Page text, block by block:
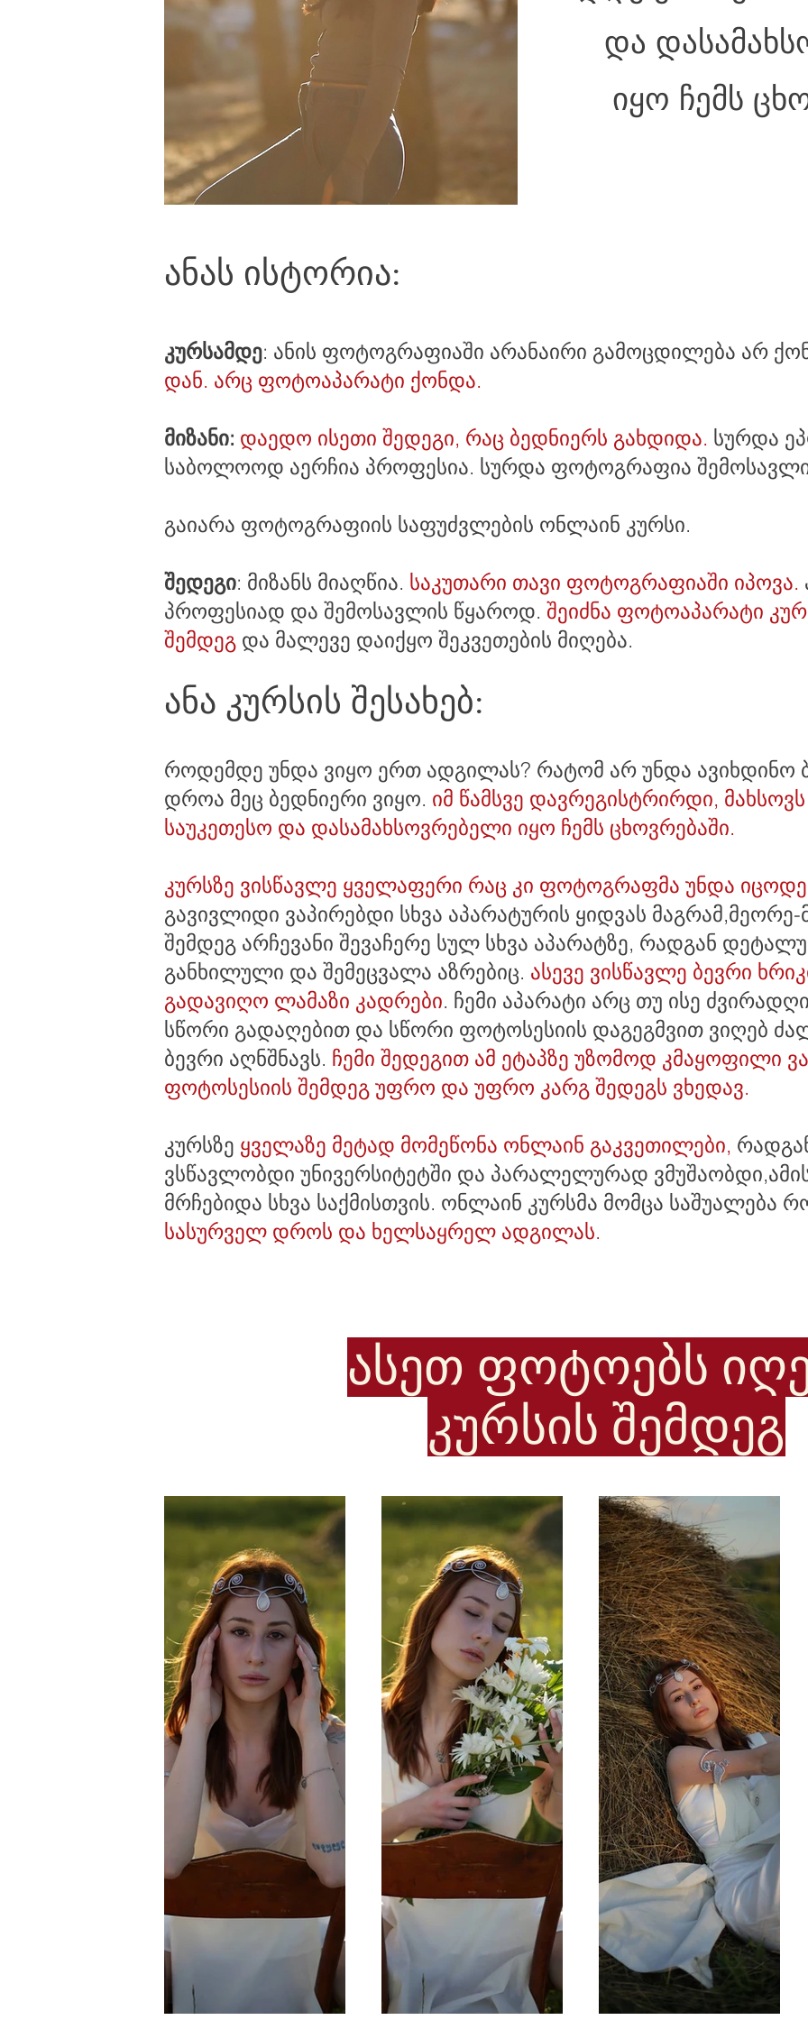
და
იყო ჩემს
ანას ისტორია:
კურსამდე: ანის ფოტოგრაფიაში არანაირი გამოცდილება არ
დან. არც ფოტოაპარატი ქონდა.
მიზანი: დაედო ისეთი შედეგი, რაც ბედნიერს გახდიდა. სურდა
საბოლოოდ აერჩია პროფესია. სურდა ფოტოგრაფია
გაიარა ფოტოგრაფიის საფუძვლების ონლაინ კურსი.
შედეგი: მიზანს მიაღწია. საკუთარი თავი ფოტოგრაფიაში იპოვა.
პროფესიად და შემოსავლის წყაროდ. შეიძნა ფოტოაპარატი
შემდეგ და მალევე დაიქყო შეკვეთების მიღება.
ანა კურსის შესახებ:
როდემდე უნდა ვიყო ერთ ადგილას? რატომ არ უნდა ავიხდინო
დროა მეც ბედნიერი ვიყო. იმ წამსვე დავრეგისტრირდი,
საუკეთესო და დასამახსოვრებელი იყო ჩემს ცხოვრებაში.
კურსზე ვისწავლე ყველაფერი რაც კი ფოტოგრაფმა უნდა
გავივლიდი ვაპირებდი სხვა აპარატურის ყიდვას მაგრამ,მეორე-
შემდეგ არჩევანი შევაჩერე სულ სხვა აპარატზე, რადგან
განხილული და შემეცვალა აზრებიც. ასევე ვისწავლე ბევრი
გადავიღო ლამაზი კადრები. ჩემი აპარატი არც თუ ისე
სწორი გადაღებით და სწორი ფოტოსესიის დაგეგმვით ვიღებ
ბევრი აღნშნავს. ჩემი შედეგით ამ ეტაპზე უზომოდ კმაყოფილი
ფოტოსესიის შემდეგ უფრო და უფრო კარგ შედეგს ვხედავ.
კურსზე ყველაზე მეტად მომეწონა ონლაინ გაკვეთილები,
ვსწავლობდი უნივერსიტეტში და პარალელურად
მრჩებიდა სხვა საქმისთვის. ონლაინ კურსმა მომცა საშუალება
სასურველ დროს და ხელსაყრელ ადგილას.
ასეთ ფოტოებს
კურსის შემდეგ